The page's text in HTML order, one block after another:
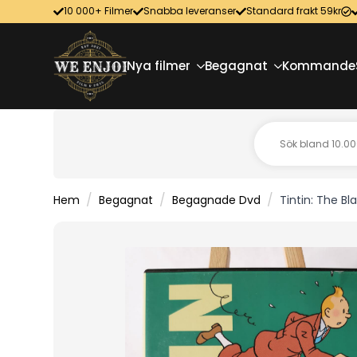
10 000+ Filmer Snabba leveranser Standard frakt 59kr
Nya filmer Begagnat Kommande
Hem Begagnat Begagnade Dvd Tintin: The